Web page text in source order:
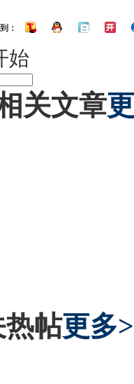
：
始
关文章
帖更多